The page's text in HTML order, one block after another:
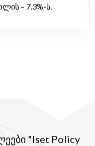
– 7.3%-ს.
"Iset Policy